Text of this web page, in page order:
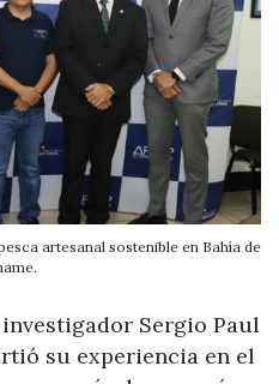
artesanal sostenible en Bahía de
Sergio Paul
su experiencia en el